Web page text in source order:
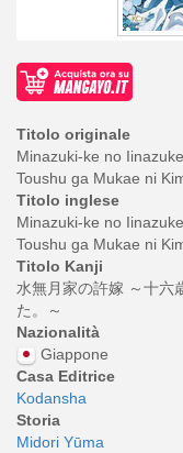
Titolo originale
Minazuki-ke no
Toushu ga Mukae ni
Titolo inglese
Minazuki-ke no
Toushu ga Mukae ni
Titolo Kanji
水無月家の許嫁 ～十六
た。～
Nazionalità
Giappone
Casa Editrice
Kodansha
Storia
Midori Yūma